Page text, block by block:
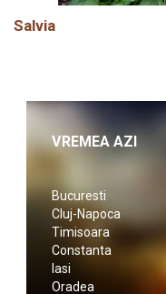
Salvia
VREMEA AZI
Bucuresti
Cluj-Napoca
Timisoara
Constanta
Iasi
Oradea